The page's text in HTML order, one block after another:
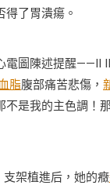
了胃潰瘍。
圖陳述提醒——II
脂腹部痛苦悲傷，
是我的主色調！
架植進后，她的癥